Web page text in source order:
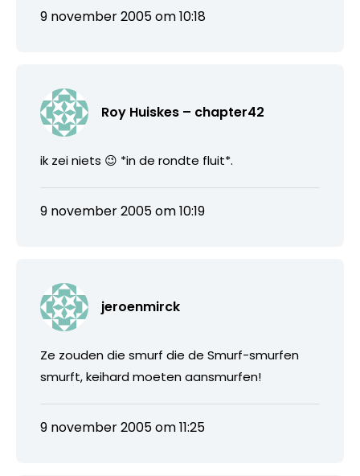
9 november 2005 om 10:18
Roy Huiskes – chapter42
ik zei niets 😉 *in de rondte fluit*.
9 november 2005 om 10:19
jeroenmirck
Ze zouden die smurf die de Smurf-smurfen
smurft, keihard moeten aansmurfen!
9 november 2005 om 11:25